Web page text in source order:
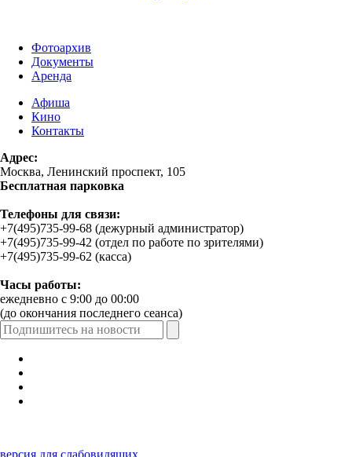
Фотоархив
Документы
Аренда
Афиша
Кино
Контакты
Адрес:
Москва, Ленинский проспект, 105
Бесплатная парковка
Телефоны для связи:
+7(495)735-99-68 (дежурный администратор)
+7(495)735-99-42 (отдел по работе по зрителями)
+7(495)735-99-62 (касса)
Часы работы:
ежедневно с 9:00 до 00:00
(до окончания последнего сеанса)
версия для слабовидящих